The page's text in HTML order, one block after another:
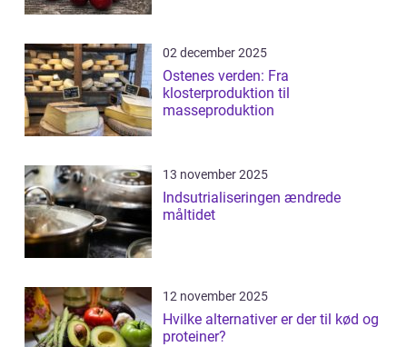
02 december 2025
Ostenes verden: Fra
klosterproduktion til
masseproduktion
13 november 2025
Indsutrialiseringen ændrede
måltidet
12 november 2025
Hvilke alternativer er der til kød og
proteiner?